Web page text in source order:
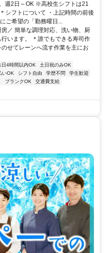
週2日～OK ※高校生シフトは21
シフトについて ・上記時間の前後
ご希望の「勤務曜日...
／ 簡単な調理対応、洗い物、厨
います。 ＊誰でもできる寿司作
せてレーンへ流す作業を主にお
日4時間以内OK
土日祝のみOK
いOK シフト自由 学歴不問
学生歓迎
ブランクOK
交通費支給